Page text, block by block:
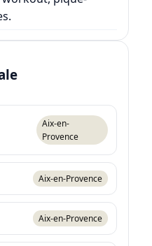
Aix-en-
Provence
Aix-en-Provence
Aix-en-Provence